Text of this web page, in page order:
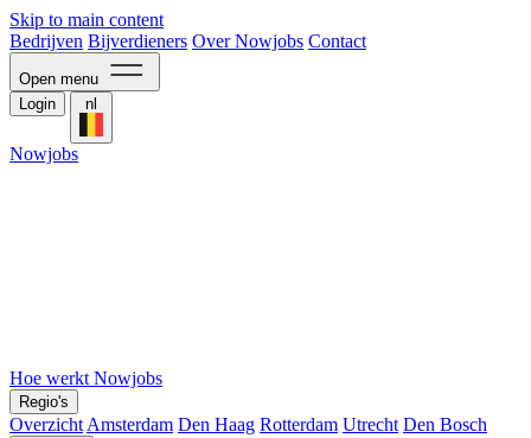
Skip to main content
Bedrijven Bijverdieners Over Nowjobs Contact
Open menu
Login
nl
Nowjobs
Hoe werkt Nowjobs
Regio's
Overzicht Amsterdam Den Haag Rotterdam Utrecht Den Bosch